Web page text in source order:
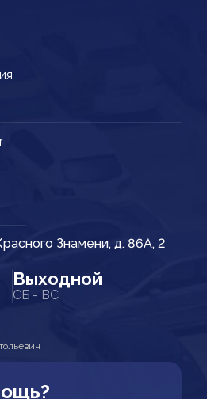
Знамени, д. 86А, 2
Выходной
СБ - ВС